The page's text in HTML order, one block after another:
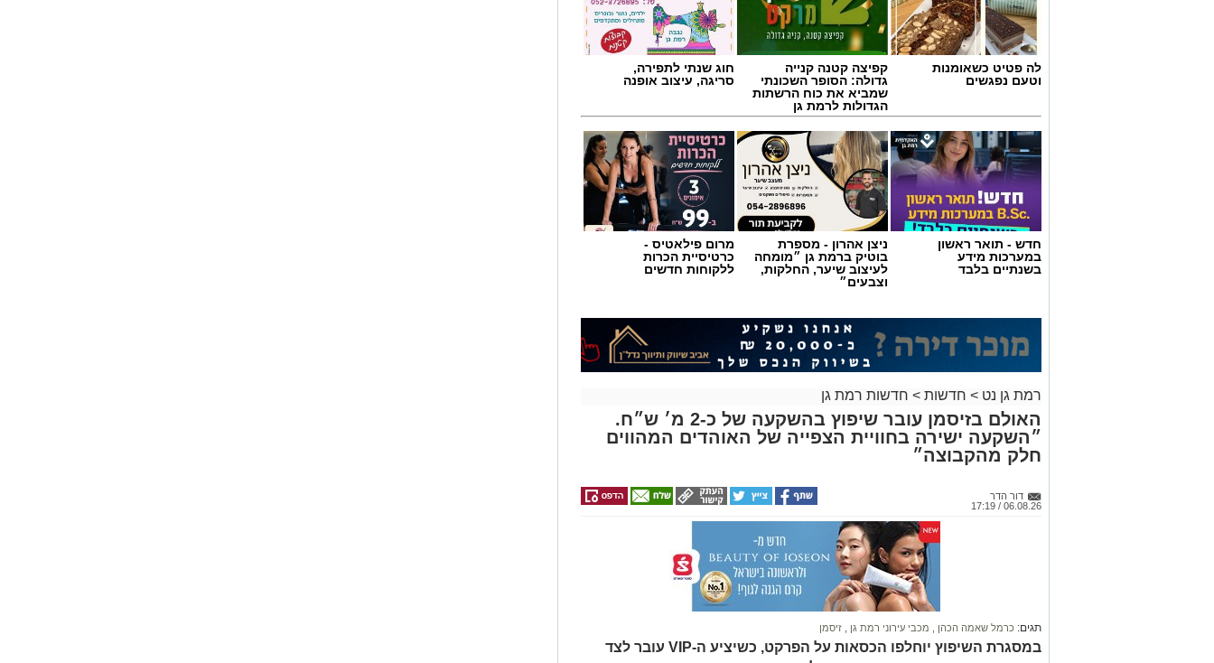
לה פטיט כשאומנות
וטעם נפגשים
קפיצה קטנה קנייה
גדולה: הסופר השכונתי
שמביא את כוח הרשתות
הגדולות לרמת גן
חוג שנתי לתפירה,
סריגה, עיצוב אופנה
חדש - תואר ראשון
במערכות מידע
בשנתיים בלבד
ניצן אהרון - מספרת
בוטיק ברמת גן ״מומחה
לעיצוב שיער, החלקות,
וצבעים״
מרום פילאטיס -
כרטיסיית הכרות
ללקוחות חדשים
רמת גן נט > חדשות > חדשות רמת גן
האולם בזיסמן עובר שיפוץ בהשקעה של כ-2 מ׳ ש״ח.
״השקעה ישירה בחוויית הצפייה של האוהדים המהווים
חלק מהקבוצה״
דור הדר
06.08.26 / 17:19
תגים: כרמל שאמה הכהן מכבי עירוני רמת גן זיסמן
במסגרת השיפוץ יוחלפו הכסאות על הפרקט, כשיציע ה-VIP עובר לצד